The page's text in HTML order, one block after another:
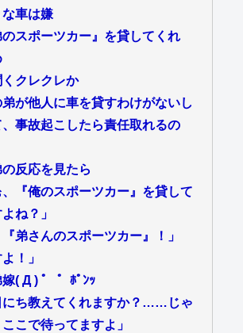
な車は嫌
のスポーツカー』を貸してくれ
クレクレか
が他人に車を貸すわけがないし
事故起こしたら責任取れるの
反応を見たら
『俺のスポーツカー』を貸して
ね？」
弟さんのスポーツカー』！」
！」
( Д ) ゜ ゜ﾎﾟﾝｯ
にち教えてくれますか？……じゃ
こで待ってますよ」